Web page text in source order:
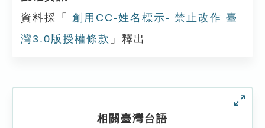
資料採「
創用CC-姓名標示- 禁止改作 臺
灣3.0版授權條款 」釋出
相關臺灣台語